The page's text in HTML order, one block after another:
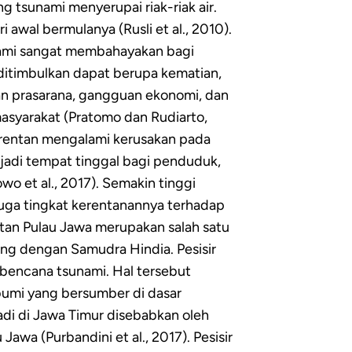
tsunami menyerupai riak-riak air.
awal bermulanya (Rusli et al., 2010).
sangat membahayakan bagi
dapat berupa kematian,
prasarana, gangguan ekonomi, dan
(Pratomo dan Rudiarto,
mengalami kerusakan pada
tempat tinggal bagi penduduk,
et al., 2017). Semakin tinggi
tingkat kerentanannya terhadap
Pulau Jawa merupakan salah satu
dengan Samudra Hindia. Pesisir
tsunami. Hal tersebut
yang bersumber di dasar
di Jawa Timur disebabkan oleh
(Purbandini et al., 2017). Pesisir